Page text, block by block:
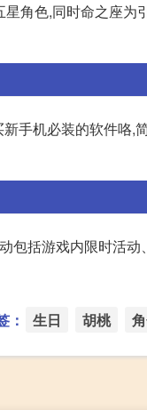
角色,同时命之座
手机必装的软件咯,
包括游戏内限时活
： 生日 胡桃